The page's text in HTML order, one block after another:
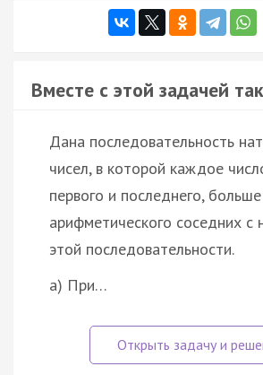
Вместе с этой задачей
Дана последовательность
чисел, в которой каждое
первого и последнего,
арифметического соседних с
этой последовательности.
а) При…